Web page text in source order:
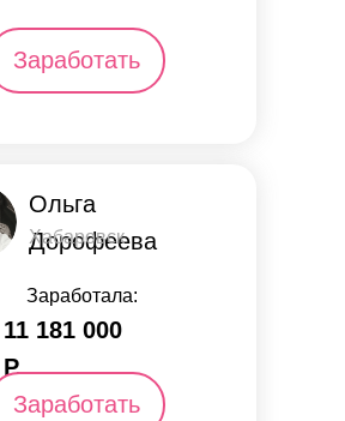
Заработать
Ольга
Дорофеева
Хабаровск
Заработала:
11 181 000
Р.
Заработать